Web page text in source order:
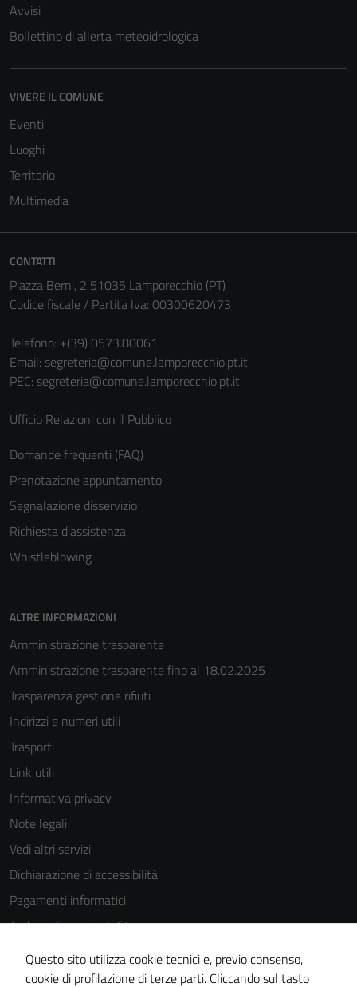
Avvisi
Bollettino di allerta meteoidrologica
VIVERE IL COMUNE
Eventi
Luoghi
Territorio
Multimedia
CONTATTI
Piazza Berni, 2 51035 Lamporecchio (PT)
Codice fiscale / Partita Iva: 00300620473
Telefono: +(39) 0573.80061
Email: segreteria@comune.lamporecchio.pt.it
PEC: segreteria@comune.lamporecchio.pt.it
Ufficio Relazioni con il Pubblico
Domande frequenti (FAQ)
Prenotazione appuntamento
Segnalazione disservizio
Richiesta d'assistenza
Whistleblowing
ALTRE INFORMAZIONI
Amministrazione trasparente
Amministrazione trasparente fino al 18.02.2025
Trasparenza gestione rifiuti
Indirizzi e numeri utili
Trasporti
Link utili
Informativa privacy
Note legali
Vedi altri servizi
Dichiarazione di accessibilità
Pagamenti informatici
Archivio Comunicati Stampa
Questo sito utilizza cookie tecnici e, previo consenso,
cookie di profilazione di terze parti. Cliccando sul tasto
Questi cookie
sono necessari